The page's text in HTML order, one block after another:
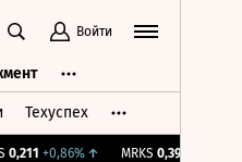
Войти
Техуспех
0,211 +0,86%↑ MRKS 0,391